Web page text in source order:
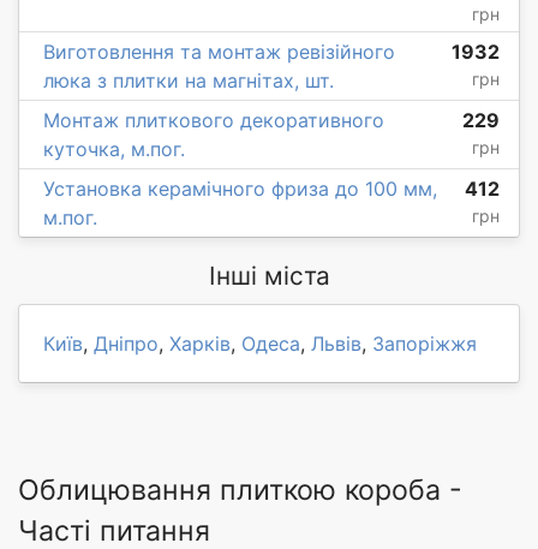
грн
Виготовлення та монтаж ревізійного
люка з плитки на магнітах, шт.
1932
грн
Монтаж плиткового декоративного
куточка, м.пог.
229
грн
Установка керамічного фриза до 100 мм,
м.пог.
412
грн
Інші міста
Київ, Дніпро, Харків, Одеса, Львів, Запоріжжя
Облицювання плиткою короба -
Часті питання